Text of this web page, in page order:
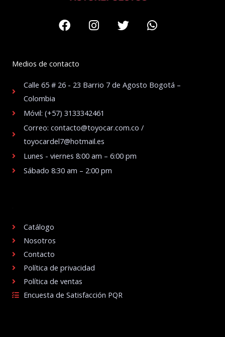
FacebookInstagram
TwitterWhatsapp
Medios de contacto
Calle 65 # 26 - 23 Barrio 7 de Agosto Bogotá –
Colombia
Móvil: (+57) 3133342461
Correo: contacto@toyocar.com.co /
toyocardel7@hotmail.es
Lunes - viernes 8:00 am – 6:00 pm
Sábado 8:30 am – 2:00 pm
Catálogo
Nosotros
Contacto
Política de privacidad
Política de ventas
Encuesta de Satisfacción PQR